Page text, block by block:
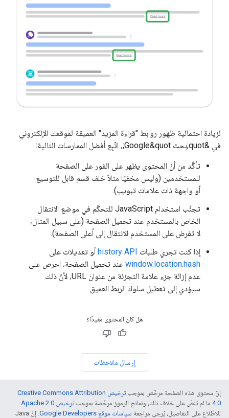
لزيادة احتمالية ظهور روابط "قراءة المزيد" العميقة لموقعك الإلكتروني
في &quot;بحث Google&quot;، اتّبِع أفضل الممارسات التالية:
تأكَّد من أنّ المحتوى يظهر على الفور على الصفحة
للمستخدمين (وليس مخفيًا مثلاً خلف قسم قابل للتوسيع
أو واجهة ذات علامات تبويب).
تجنَّب استخدام JavaScript للتحكّم في موضع الانتقال
الخاص بالمستخدم عند تحميل الصفحة (على سبيل المثال،
لا تفرض على المستخدم الانتقال إلى أعلى الصفحة).
إذا كنت تجري طلبات history API أو تعديلات على
window.location.hash عند تحميل الصفحة، احرص على
عدم إزالة جزء علامة التجزئة من عنوان URL، لأنّ ذلك
سيؤدي إلى تعطيل سلوك الربط العميق.
هل كان المحتوى مفيدًا؟
إرسال ملاحظات
إنّ محتوى هذه الصفحة مرخّص بموجب
ترخيص Creative Commons Attribution
4.0‏ ما لم يُنصّ على خلاف ذلك، ونماذج الرموز مرخّصة بموجبترخيص Apache 2.0‏
.
للاطّلاع على التفاصيل، يُرجى مراجعة سياسات موقع Google Developers‏
. إنّ Java